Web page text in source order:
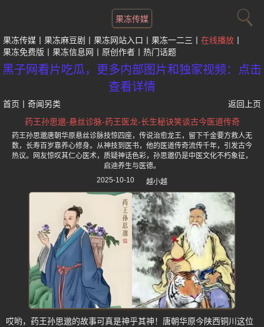
果冻传媒
果冻传媒 果冻麻豆剧 果冻网站入口 果冻一二三
在线播放
果冻免费版
果冻信息网 原创作者 热门话题
黑子网看片吃瓜，更多内部图片和独家视频：点击
查看详情
首页 奇闻另类
返回上页
药王孙思邈-悬丝诊脉-药王医龙-长生秘诀笑谈古今医道传奇
药王孙思邈唐朝华原悬丝诊脉技惊四座，传说治愈龙王，留下千金要方救人无
数，长寿百岁靠养心修身。从神技到医书，他的医道传奇流传千年，引发古今
热议。网友惊叹其仁心医术，质疑神话色彩，孙思邈仍是中医文化不朽象征，
启迪养生与医德。
2025-10-10
越小越
哎哟，药王孙思邈的故事可真是神乎其神！唐朝华原今陕西铜川这位